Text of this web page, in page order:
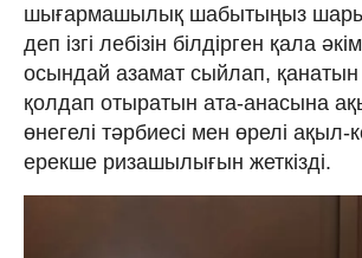
шығармашылық шабытыңыз
деп ізгі лебізін білдірген қала
осындай азамат сыйлап,
қолдап отыратын ата-анасына
өнегелі тәрбиесі мен өрелі ақыл-
ерекше ризашылығын жеткізді.